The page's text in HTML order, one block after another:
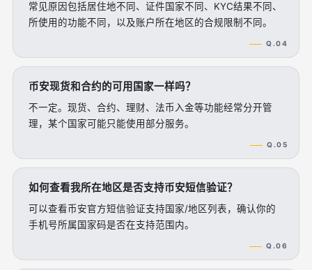
常见原因包括居住地不同、证件国家不同、KYC结果不同、
所使用的功能不同，以及账户所在地区的合规限制不同。
Q.04
币安现货和合约的可用国家一样吗？
不一定。现货、合约、理财、法币入金等功能经常分开管
理，某个国家可能只能使用部分服务。
Q.05
如何查看我所在地区是否支持币安短信验证？
可以查看币安官方短信验证支持国家/地区列表，确认你的
手机号所属国家码是否在支持范围内。
Q.06